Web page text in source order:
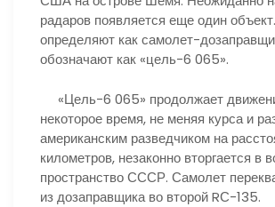
радаров появляется еще один
определяют как самолет-
обозначают как «цель-6 065».
«Цель-6 065» продолжает
некоторое время, не меняя курса и
американским разведчиком на
километров, незаконно вторгается в
пространство СССР. Самолет
из дозаправщика во второй RС-135.